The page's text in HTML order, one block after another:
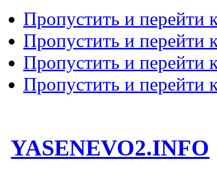
Пропустить и перейти
Пропустить и перейти
Пропустить и перейти
Пропустить и перейти
YASENEVO2.INFO